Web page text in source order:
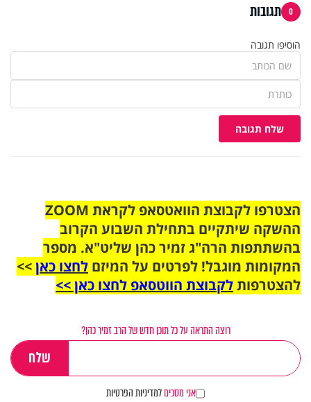
0 תגובות
הוסיפו תגובה
שלח תגובה
הצטרפו לקבוצת הוואטסאפ לקראת ZOOM
ההשקה שיתקיים בתחילת השבוע הקרוב
בהשתתפות הרה"ג זמיר כהן שליט"א. מספר
המקומות מוגבל! לפרטים על המיזם לחצו כאן>>
להצטרפותלקבוצת הווטסאפ לחצו כאן >>
רוצה התראה על כל תוכן חדש של הרב זמיר כהן?
אני מסכיםלמדיניות הפרטיות